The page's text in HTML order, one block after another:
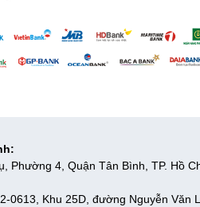
Phường 4, Quận Tân Bình, TP. Hồ
0613, Khu 25D, đường Nguyễn Văn